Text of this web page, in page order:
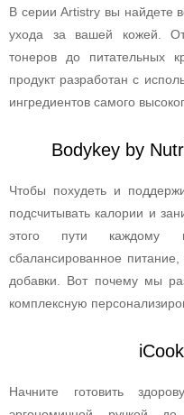
В серии Artistry вы найдете
ухода за вашей кожей.
тонеров до питательных
продукт разработан с
ингредиентов самого
Bodykey by
Чтобы похудеть и
подсчитывать калории и
этого пути каждому
сбалансированное
добавки. Вот почему мы
комплексную
Начните готовить